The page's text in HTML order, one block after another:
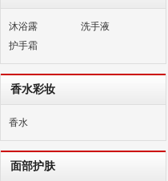
沐浴露
洗手液
护手霜
香水彩妆
香水
面部护肤